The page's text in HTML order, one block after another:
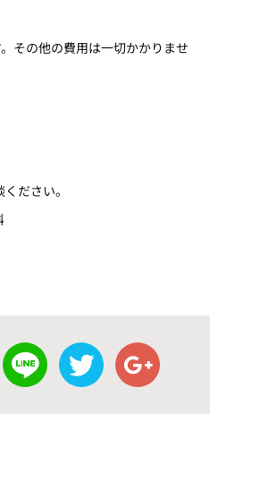
その他の費用は一切かかりませ
ださい。